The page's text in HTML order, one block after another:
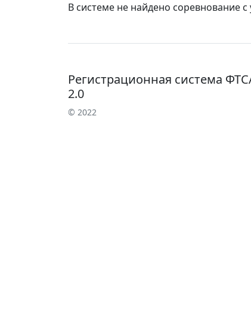
В системе не найдено соревнование
Регистрационная система
2.0
© 2022